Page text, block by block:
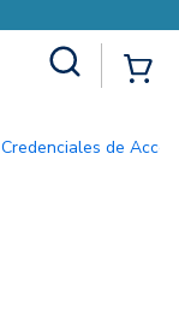
Credenciales de